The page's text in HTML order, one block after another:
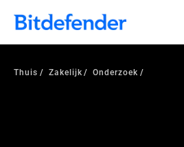
Thuis Zakelijk Onderzoek